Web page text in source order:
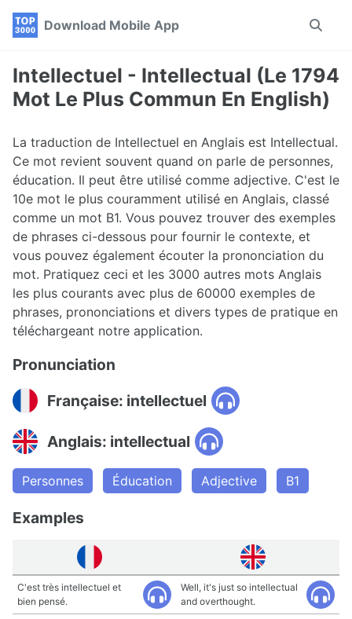
Skip
navigation
Skip
Skip
Download Mobile App
Toggle
Intellectuel - Intellectual (Le 1794
Mot Le Plus Commun En English)
La traduction de Intellectuel en Anglais est Intellectual.
Ce mot revient souvent quand on parle de personnes,
éducation. Il peut être utilisé comme adjective. C'est le
10e mot le plus couramment utilisé en Anglais, classé
comme un mot B1. Vous pouvez trouver des exemples
de phrases ci-dessous pour fournir le contexte, et
vous pouvez également écouter la prononciation du
mot. Pratiquez ceci et les 3000 autres mots Anglais
les plus courants avec plus de 60000 exemples de
phrases, prononciations et divers types de pratique en
téléchargeant notre application.
Pronunciation
Française: intellectuel
Anglais: intellectual
Personnes Éducation Adjective B1
Examples
C'est très intellectuel et
bien pensé.
Well, it's just so intellectual
and overthought.